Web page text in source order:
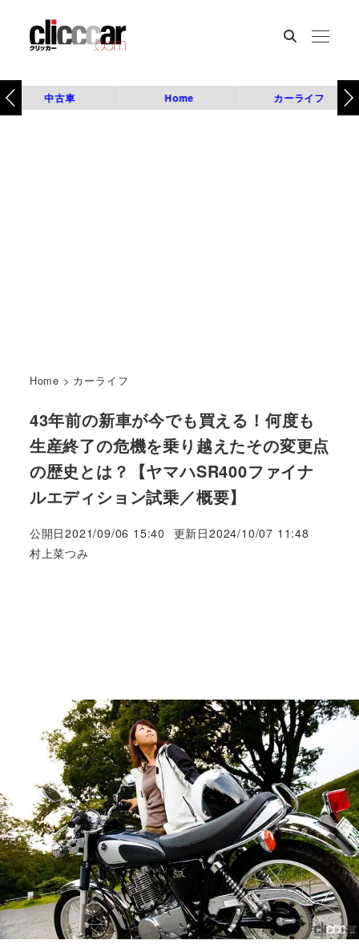
中古車 Home カーライフ
Home > カーライフ
43年前の新車が今でも買える！何度も
生産終了の危機を乗り越えたその変更点
の歴史とは？【ヤマハSR400ファイナ
ルエディション試乗／概要】
公開日2021/09/06 15:40 更新日2024/10/07 11:48
著
村上菜つみ